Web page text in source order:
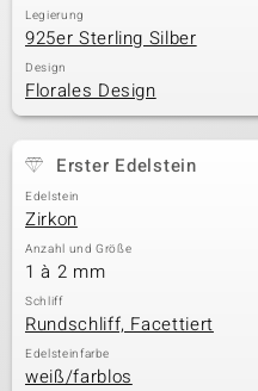
Classics
Legierung
925er Sterling Silber
Design
Florales Design
Erster Edelstein
Edelstein
Zirkon
Anzahl und Größe
1 à 2 mm
Schliff
Rundschliff, Facettiert
Edelsteinfarbe
weiß/farblos